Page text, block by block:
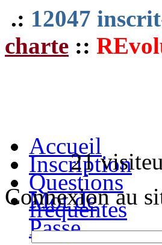
.: 12047
charte ::
21
Accueil
Inscription
Questions
fréquentes
Mot de
Passe
Connexion au